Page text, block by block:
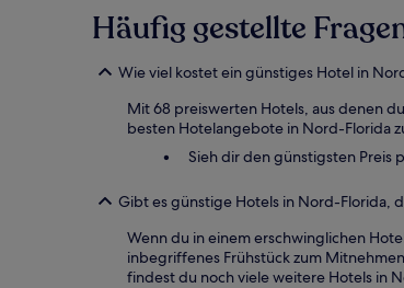
Häufig gestellte
Wie viel kostet ein günstiges Hotel in
Mit 68 preiswerten Hotels, aus denen
besten Hotelangebote in Nord-Florida
Sieh dir den günstigsten Preis
Gibt es günstige Hotels in Nord-Florida,
Wenn du in einem erschwinglichen
inbegriffenes Frühstück zum
findest du noch viele weitere Hotels in